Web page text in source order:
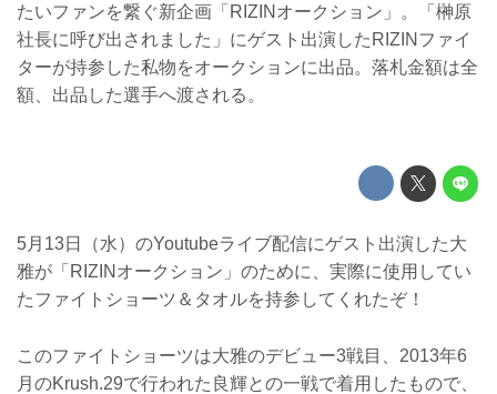
たいファンを繋ぐ新企画「RIZINオークション」。「榊原
社長に呼び出されました」にゲスト出演したRIZINファイ
ターが持参した私物をオークションに出品。落札金額は全
額、出品した選手へ渡される。
5月13日（水）のYoutubeライブ配信にゲスト出演した大
雅が「RIZINオークション」のために、実際に使用してい
たファイトショーツ＆タオルを持参してくれたぞ！
このファイトショーツは大雅のデビュー3戦目、2013年6
月のKrush.29で行われた良輝との一戦で着用したもので、